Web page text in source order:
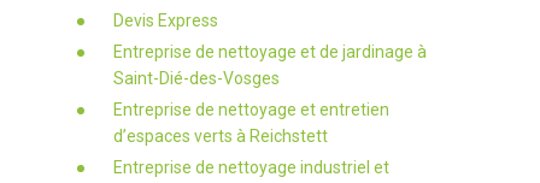
Devis Express
Entreprise de nettoyage et de jardinage à
Saint-Dié-des-Vosges
Entreprise de nettoyage et entretien
d’espaces verts à Reichstett
Entreprise de nettoyage industriel et